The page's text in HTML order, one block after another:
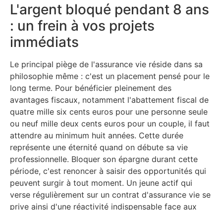
L'argent bloqué pendant 8 ans
: un frein à vos projets
immédiats
Le principal piège de l'assurance vie réside dans sa
philosophie même : c'est un placement pensé pour le
long terme. Pour bénéficier pleinement des
avantages fiscaux, notamment l'abattement fiscal de
quatre mille six cents euros pour une personne seule
ou neuf mille deux cents euros pour un couple, il faut
attendre au minimum huit années. Cette durée
représente une éternité quand on débute sa vie
professionnelle. Bloquer son épargne durant cette
période, c'est renoncer à saisir des opportunités qui
peuvent surgir à tout moment. Un jeune actif qui
verse régulièrement sur un contrat d'assurance vie se
prive ainsi d'une réactivité indispensable face aux